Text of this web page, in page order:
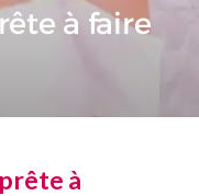
à faire
à